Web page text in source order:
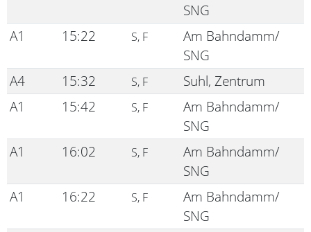
SNG
A1
15:22 S, F
Am Bahndamm/
SNG
A4
15:32 S, F
Suhl, Zentrum
A1
15:42 S, F
Am Bahndamm/
SNG
A1
16:02 S, F
Am Bahndamm/
SNG
A1
16:22 S, F
Am Bahndamm/
SNG